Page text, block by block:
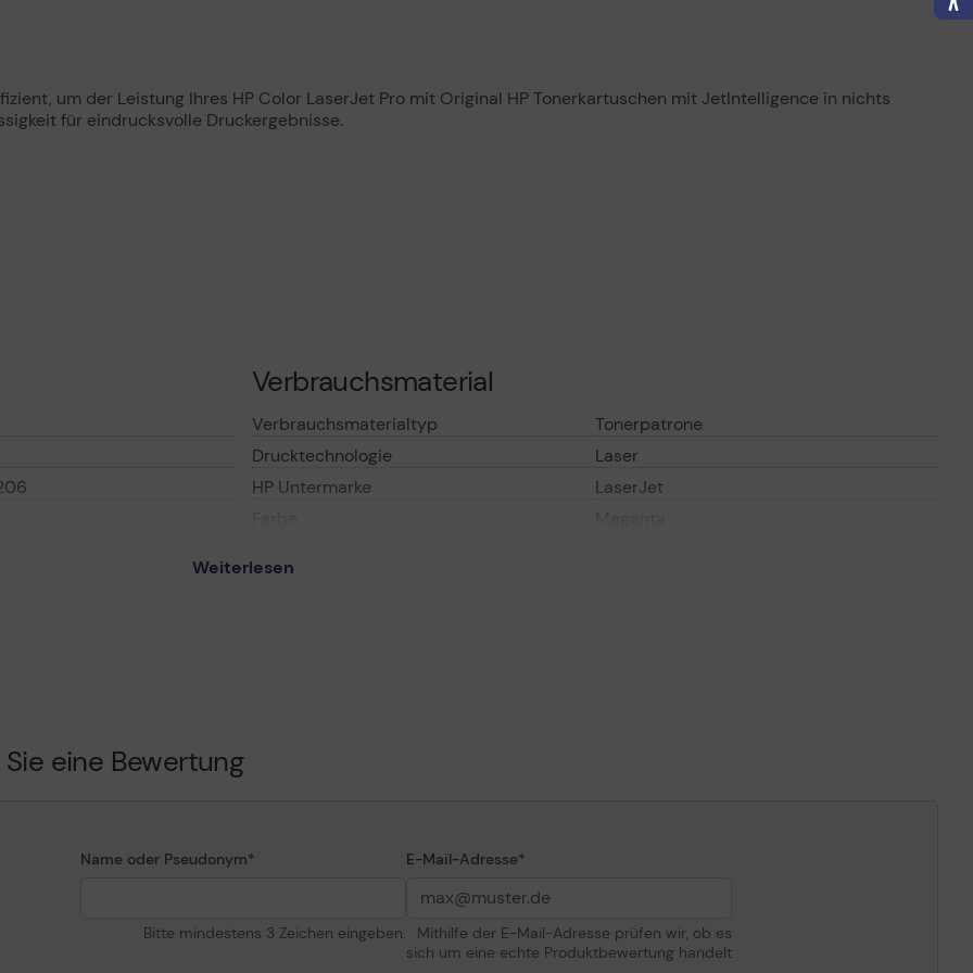
um der Leistung Ihres HP Color LaserJet Pro mit Original HP Tonerkartuschen mit JetIntelligence in nichts
für eindrucksvolle Druckergebnisse.
Pro M255dw, M255nw,
Verbrauchsmaterial
Verbrauchsmaterialtyp
Tonerpatrone
Drucktechnologie
Laser
HP Untermarke
LaserJet
Weiterlesen
eine Bewertung
Name oder Pseudonym
Bitte mindestens 3 Zeichen eingeben.
E-Mail-Adresse
Mithilfe der E-Mail-Adresse prüfen wir, ob es
sich um eine echte Produktbewertung handelt